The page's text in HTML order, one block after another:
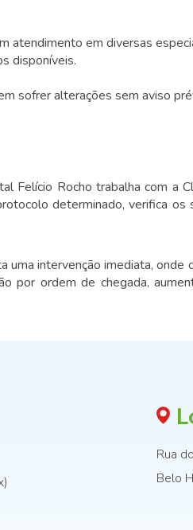
atendimento em diversas
disponíveis.
sofrer alterações sem aviso
Felício Rocho trabalha com a
determinado, verifica
uma intervenção imediata,
por ordem de chegada,
Rua
Belo